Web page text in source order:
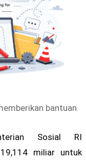
bantuan
Sosial RI
miliar untuk